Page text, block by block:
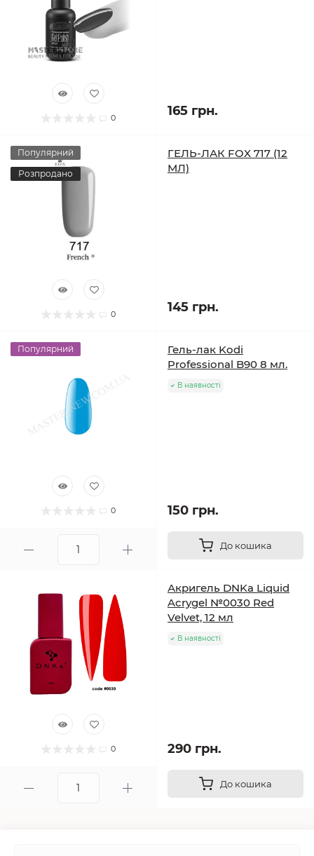
0 165 грн.
Популярний
Розпродано
0
ГЕЛЬ-ЛАК FOX 717 (12
МЛ)
145 грн.
Популярний
0
Гель-лак Kodi
Professional B90 8 мл.
В наявності
150 грн.
До кошика
0
Акригель DNKa Liquid
Acrygel №0030 Red
Velvet, 12 мл
В наявності
290 грн.
До кошика